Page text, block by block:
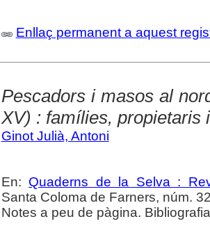
Enllaç permanent a aquest
Pescadors i masos al
XV) : famílies, propietaris
Ginot Julià, Antoni
En: Quaderns de la Selva :
Santa Coloma de Farners, núm.
Notes a peu de pàgina.